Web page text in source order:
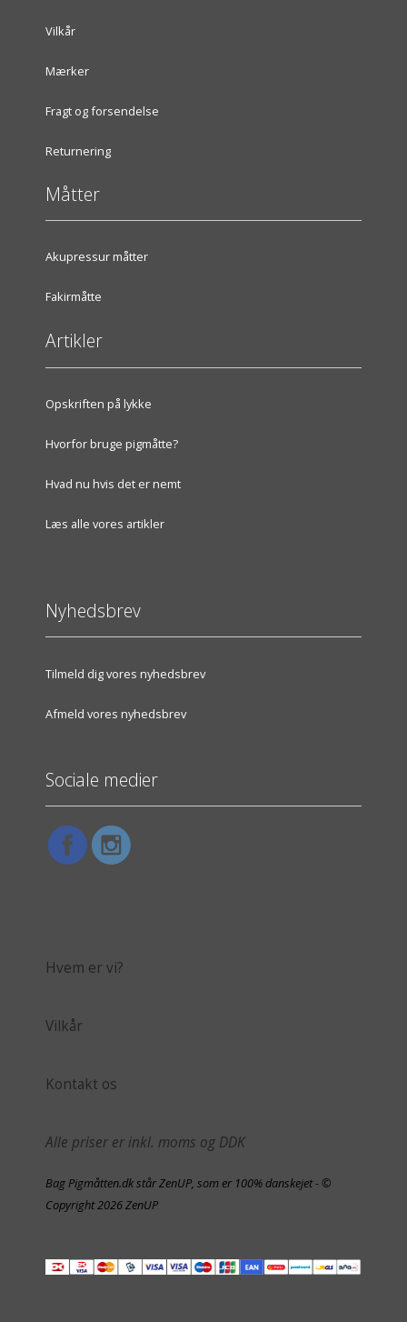
Vilkår
Mærker
Fragt og forsendelse
Returnering
Måtter
Akupressur måtter
Fakirmåtte
Artikler
Opskriften på lykke
Hvorfor bruge pigmåtte?
Hvad nu hvis det er nemt
Læs alle vores artikler
Nyhedsbrev
Tilmeld dig vores nyhedsbrev
Afmeld vores nyhedsbrev
Sociale medier
Hvem er vi?
Vilkår
Kontakt os
Alle priser er inkl. moms og DDK
Bag Pigmåtten.dk står ZenUP, som er 100% danskejet - ©
Copyright 2026 ZenUP